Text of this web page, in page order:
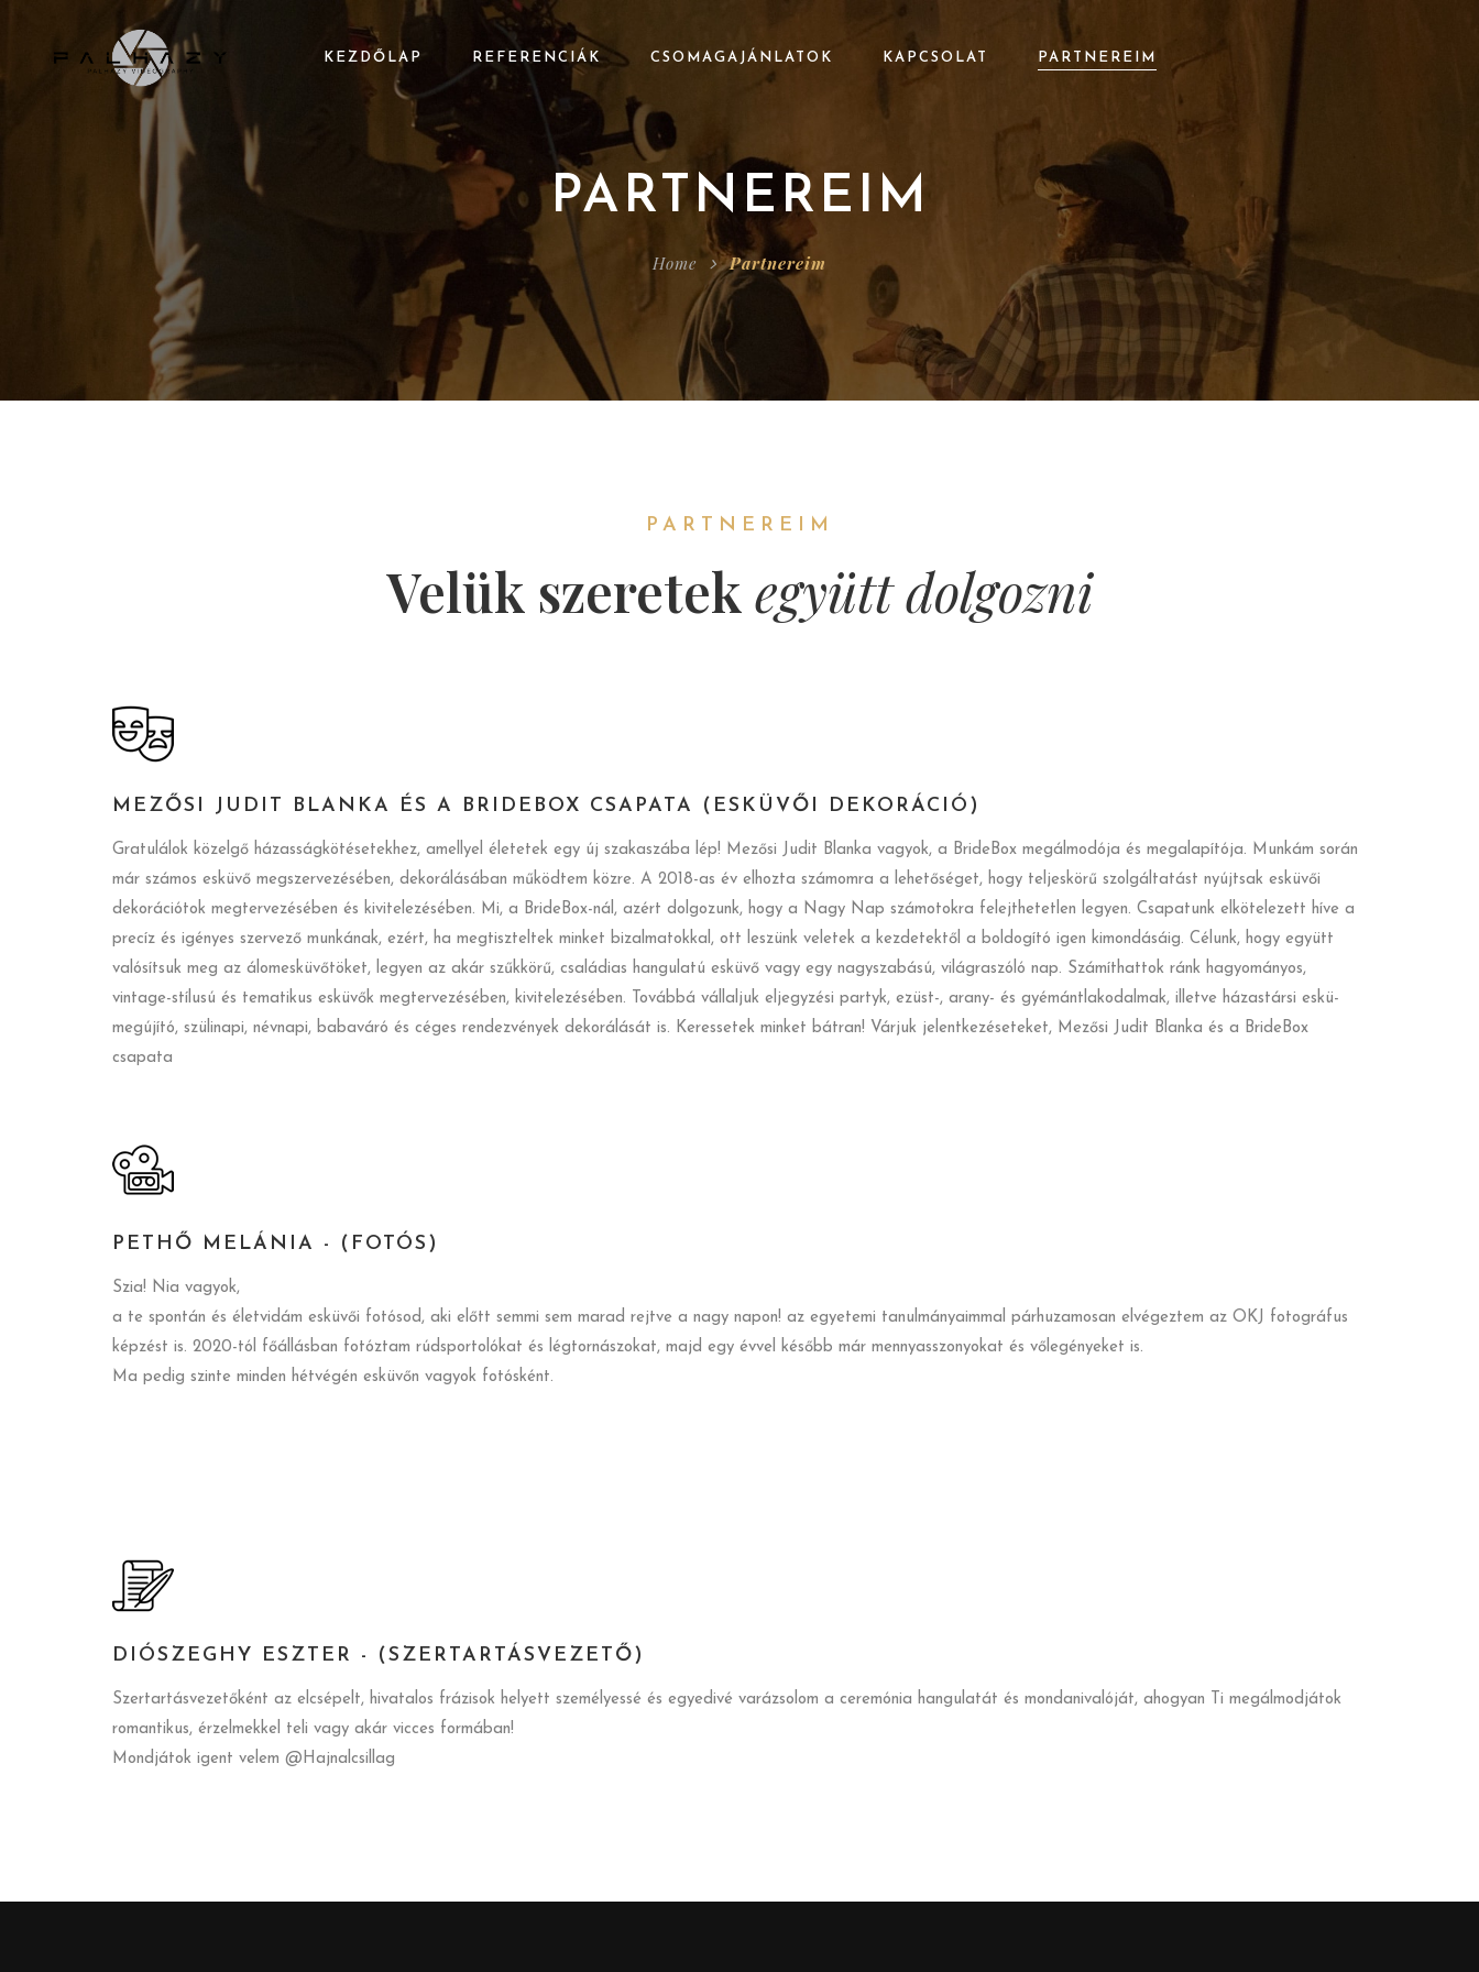
KEZDŐLAP REFERENCIÁK CSOMAGAJÁNLATOK KAPCSOLAT PARTNEREIM
PARTNEREIM
Home Partnereim
PARTNEREIM
Velük szeretekegyütt dolgozni
MEZŐSI JUDIT BLANKA ÉS A BRIDEBOX CSAPATA (ESKÜVŐI DEKORÁCIÓ)
Gratulálok közelgő házasságkötésetekhez, amellyel életetek egy új szakaszába lép! Mezősi Judit Blanka vagyok, a BrideBox megálmodója és megalapítója. Munkám során
már számos esküvő megszervezésében, dekorálásában működtem közre. A 2018-as év elhozta számomra a lehetőséget, hogy teljeskörű szolgáltatást nyújtsak esküvői
dekorációtok megtervezésében és kivitelezésében. Mi, a BrideBox-nál, azért dolgozunk, hogy a Nagy Nap számotokra felejthetetlen legyen. Csapatunk elkötelezett híve a
precíz és igényes szervező munkának, ezért, ha megtiszteltek minket bizalmatokkal, ott leszünk veletek a kezdetektől a boldogító igen kimondásáig. Célunk, hogy együtt
valósítsuk meg az álomesküvőtöket, legyen az akár szűkkörű, családias hangulatú esküvő vagy egy nagyszabású, világraszóló nap. Számíthattok ránk hagyományos,
vintage-stílusú és tematikus esküvők megtervezésében, kivitelezésében. Továbbá vállaljuk eljegyzési partyk, ezüst-, arany- és gyémántlakodalmak, illetve házastársi eskü-
megújító, szülinapi, névnapi, babaváró és céges rendezvények dekorálását is. Keressetek minket bátran! Várjuk jelentkezéseteket, Mezősi Judit Blanka és a BrideBox
csapata
PETHŐ MELÁNIA - (FOTÓS)
Szia! Nia vagyok,
a te spontán és életvidám esküvői fotósod, aki előtt semmi sem marad rejtve a nagy napon! az egyetemi tanulmányaimmal párhuzamosan elvégeztem az OKJ fotográfus
képzést is. 2020-tól főállásban fotóztam rúdsportolókat és légtornászokat, majd egy évvel később már mennyasszonyokat és vőlegényeket is.
Ma pedig szinte minden hétvégén esküvőn vagyok fotósként.
DIÓSZEGHY ESZTER - (SZERTARTÁSVEZETŐ)
Szertartásvezetőként az elcsépelt, hivatalos frázisok helyett személyessé és egyedivé varázsolom a ceremónia hangulatát és mondanivalóját, ahogyan Ti megálmodjátok
romantikus, érzelmekkel teli vagy akár vicces formában!
Mondjátok igent velem @Hajnalcsillag